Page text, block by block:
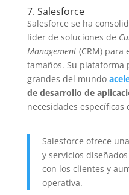
7. Salesforce
Salesforce se ha
líder de soluciones de
Management(CRM) para
tamaños. Su plataforma
grandes del mundo
de desarrollo de
necesidades específicas
Salesforce ofrece
y servicios
con los clientes y
operativa.